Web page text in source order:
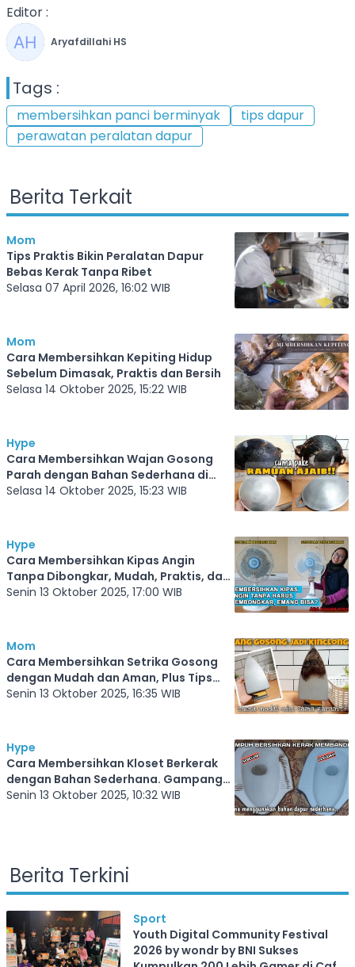
Editor :
Aryafdillahi HS
Tags :
membersihkan panci berminyak
tips dapur
perawatan peralatan dapur
Berita Terkait
Mom
Tips Praktis Bikin Peralatan Dapur
Bebas Kerak Tanpa Ribet
Selasa 07 April 2026, 16:02 WIB
Mom
Cara Membersihkan Kepiting Hidup
Sebelum Dimasak, Praktis dan Bersih
Selasa 14 Oktober 2025, 15:22 WIB
Hype
Cara Membersihkan Wajan Gosong
Parah dengan Bahan Sederhana di
Rumah
Selasa 14 Oktober 2025, 15:23 WIB
Hype
Cara Membersihkan Kipas Angin
Tanpa Dibongkar, Mudah, Praktis, dan
Aman!
Senin 13 Oktober 2025, 17:00 WIB
Mom
Cara Membersihkan Setrika Gosong
dengan Mudah dan Aman, Plus Tips
Melipat Sarung agar Rapi
Senin 13 Oktober 2025, 16:35 WIB
Hype
Cara Membersihkan Kloset Berkerak
dengan Bahan Sederhana. Gampang
Banget, Langsung Kinclong
Senin 13 Oktober 2025, 10:32 WIB
Berita Terkini
Sport
Youth Digital Community Festival
2026 by wondr by BNI Sukses